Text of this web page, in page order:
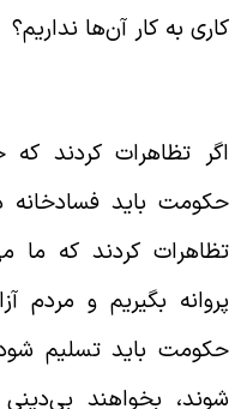
به کار آن‌ها نداریم؟
تظاهرات کردند که
باید فسادخانه
کردند که ما
بگیریم و مردم
باید تسلیم
بخواهند